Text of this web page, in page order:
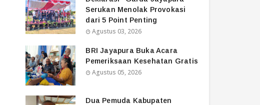
Serukan Menolak Provokasi
dari 5 Point Penting
Agustus 03, 2026
BRI Jayapura Buka Acara
Pemeriksaan Kesehatan Gratis
Agustus 05, 2026
Dua Pemuda Kabupaten